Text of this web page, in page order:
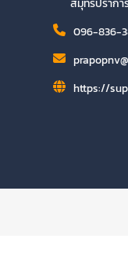
096-836-
https://